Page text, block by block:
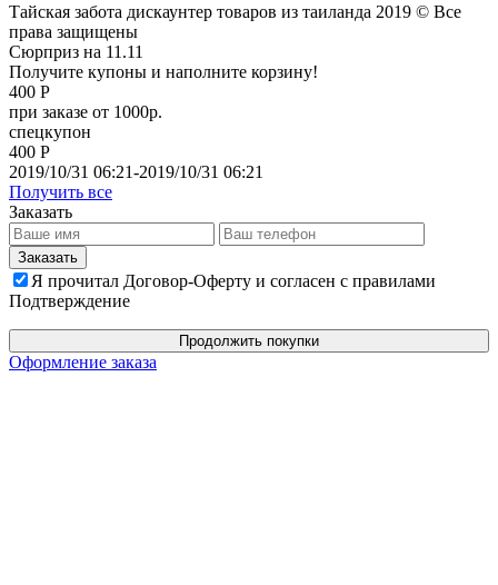
Тайская забота дискаунтер товаров из таиланда 2019 © Все
права защищены
Сюрприз на 11.11
Получите купоны и наполните корзину!
400 Р
при заказе от 1000р.
спецкупон
400 Р
2019/10/31 06:21-2019/10/31 06:21
Получить все
Заказать
Я прочитал Договор-Оферту и согласен с правилами
Подтверждение
Продолжить покупки
Оформление заказа